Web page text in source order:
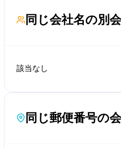
同じ会社名の別
該当なし
同じ郵便番号の